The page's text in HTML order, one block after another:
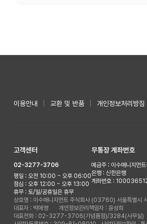
이용안내 교환 및 반품 개인정보처리방침
고객센터
02-3277-3706
평일 : 오전 10:00 ~ 오후 06:00
점심 : 오후 12:00 ~ 오후 13:00
휴무 : 토/일/공휴일은 휴무
무통장 계좌번호
예금주 : 이수매니지먼
은행 : 신한은행
계좌번호 :
상호명 : 이수매니지먼트 주식회사 (03760) 서울특별시
대표자 : 박애영 개인정보관리책임자 : 윤성희
대표전화 : 02-3277-3706(기념품점)/3284(사무실)